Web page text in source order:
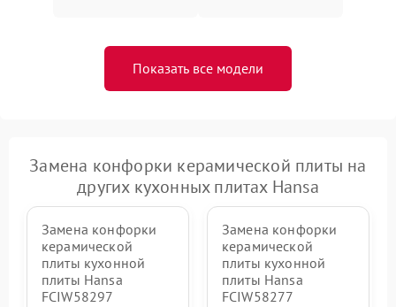
Показать все модели
Замена конфорки керамической плиты на
других кухонных плитах Hansa
Замена конфорки
керамической
плиты кухонной
плиты Hansa
FCIW58297
Замена конфорки
керамической
плиты кухонной
плиты Hansa
FCIW58277